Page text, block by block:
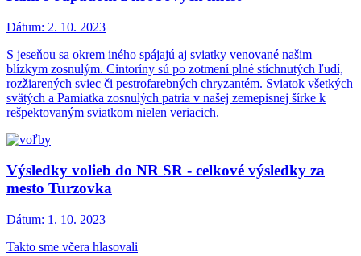
Dátum: 2. 10. 2023
S jeseňou sa okrem iného spájajú aj sviatky venované našim
blízkym zosnulým. Cintoríny sú po zotmení plné stíchnutých ľudí,
rozžiarených sviec či pestrofarebných chryzantém. Sviatok všetkých
svätých a Pamiatka zosnulých patria v našej zemepisnej šírke k
rešpektovaným sviatkom nielen veriacich.
Výsledky volieb do NR SR - celkové výsledky za
mesto Turzovka
Dátum: 1. 10. 2023
Takto sme včera hlasovali